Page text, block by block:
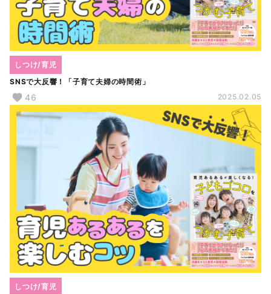
SNSで大反響！「子育て夫婦の時間術」
しつけ/育児
46 2025.02.05
しつけ/育児